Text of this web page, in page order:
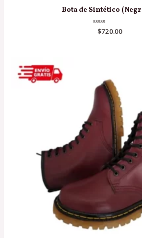
Bota de Sintético
Valorado
en
$720.00